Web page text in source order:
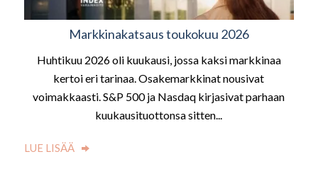
Markkinakatsaus toukokuu 2026
Huhtikuu 2026 oli kuukausi, jossa kaksi markkinaa
kertoi eri tarinaa. Osakemarkkinat nousivat
voimakkaasti. S&P 500 ja Nasdaq kirjasivat parhaan
kuukausituottonsa sitten...
LUE LISÄÄ